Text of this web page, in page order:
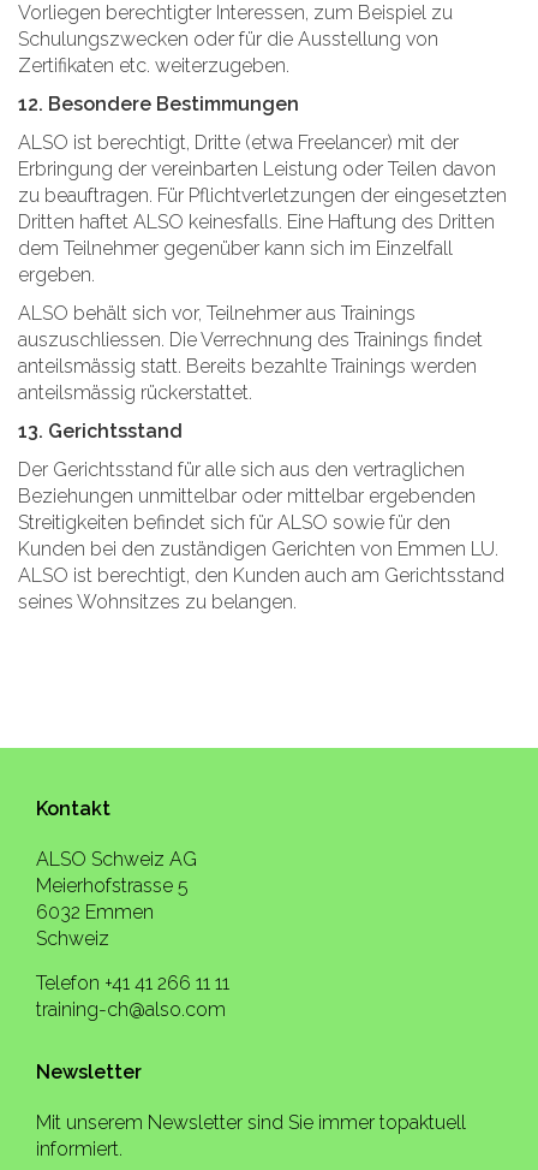
Vorliegen berechtigter Interessen, zum Beispiel zu
Schulungszwecken oder für die Ausstellung von
Zertifikaten etc. weiterzugeben.
12. Besondere Bestimmungen
ALSO ist berechtigt, Dritte (etwa Freelancer) mit der
Erbringung der vereinbarten Leistung oder Teilen davon
zu beauftragen. Für Pflichtverletzungen der eingesetzten
Dritten haftet ALSO keinesfalls. Eine Haftung des Dritten
dem Teilnehmer gegenüber kann sich im Einzelfall
ergeben.
ALSO behält sich vor, Teilnehmer aus Trainings
auszuschliessen. Die Verrechnung des Trainings findet
anteilsmässig statt. Bereits bezahlte Trainings werden
anteilsmässig rückerstattet.
13. Gerichtsstand
Der Gerichtsstand für alle sich aus den vertraglichen
Beziehungen unmittelbar oder mittelbar ergebenden
Streitigkeiten befindet sich für ALSO sowie für den
Kunden bei den zuständigen Gerichten von Emmen LU.
ALSO ist berechtigt, den Kunden auch am Gerichtsstand
seines Wohnsitzes zu belangen.
Kontakt
ALSO Schweiz AG
Meierhofstrasse 5
6032 Emmen
Schweiz
Telefon +41 41 266 11 11
training-ch@also.com
Newsletter
Mit unserem Newsletter sind Sie immer topaktuell
informiert.